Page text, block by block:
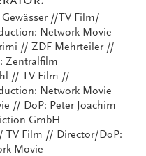
Gewässer //TV Film/
Network Movie
// ZDF Mehrteiler //
Zentralfilm
// TV Film //
Network Movie
// DoP: Peter Joachim
GmbH
TV Film // Director/DoP:
Movie